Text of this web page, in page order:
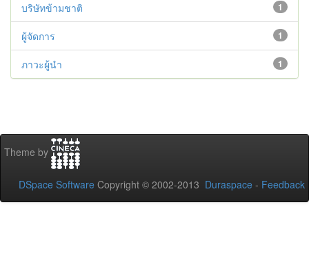
1
บริษัทข้ามชาติ
1
ผู้จัดการ
1
ภาวะผู้นำ
Theme by
DSpace Software Copyright © 2002-2013 Duraspace - Feedback